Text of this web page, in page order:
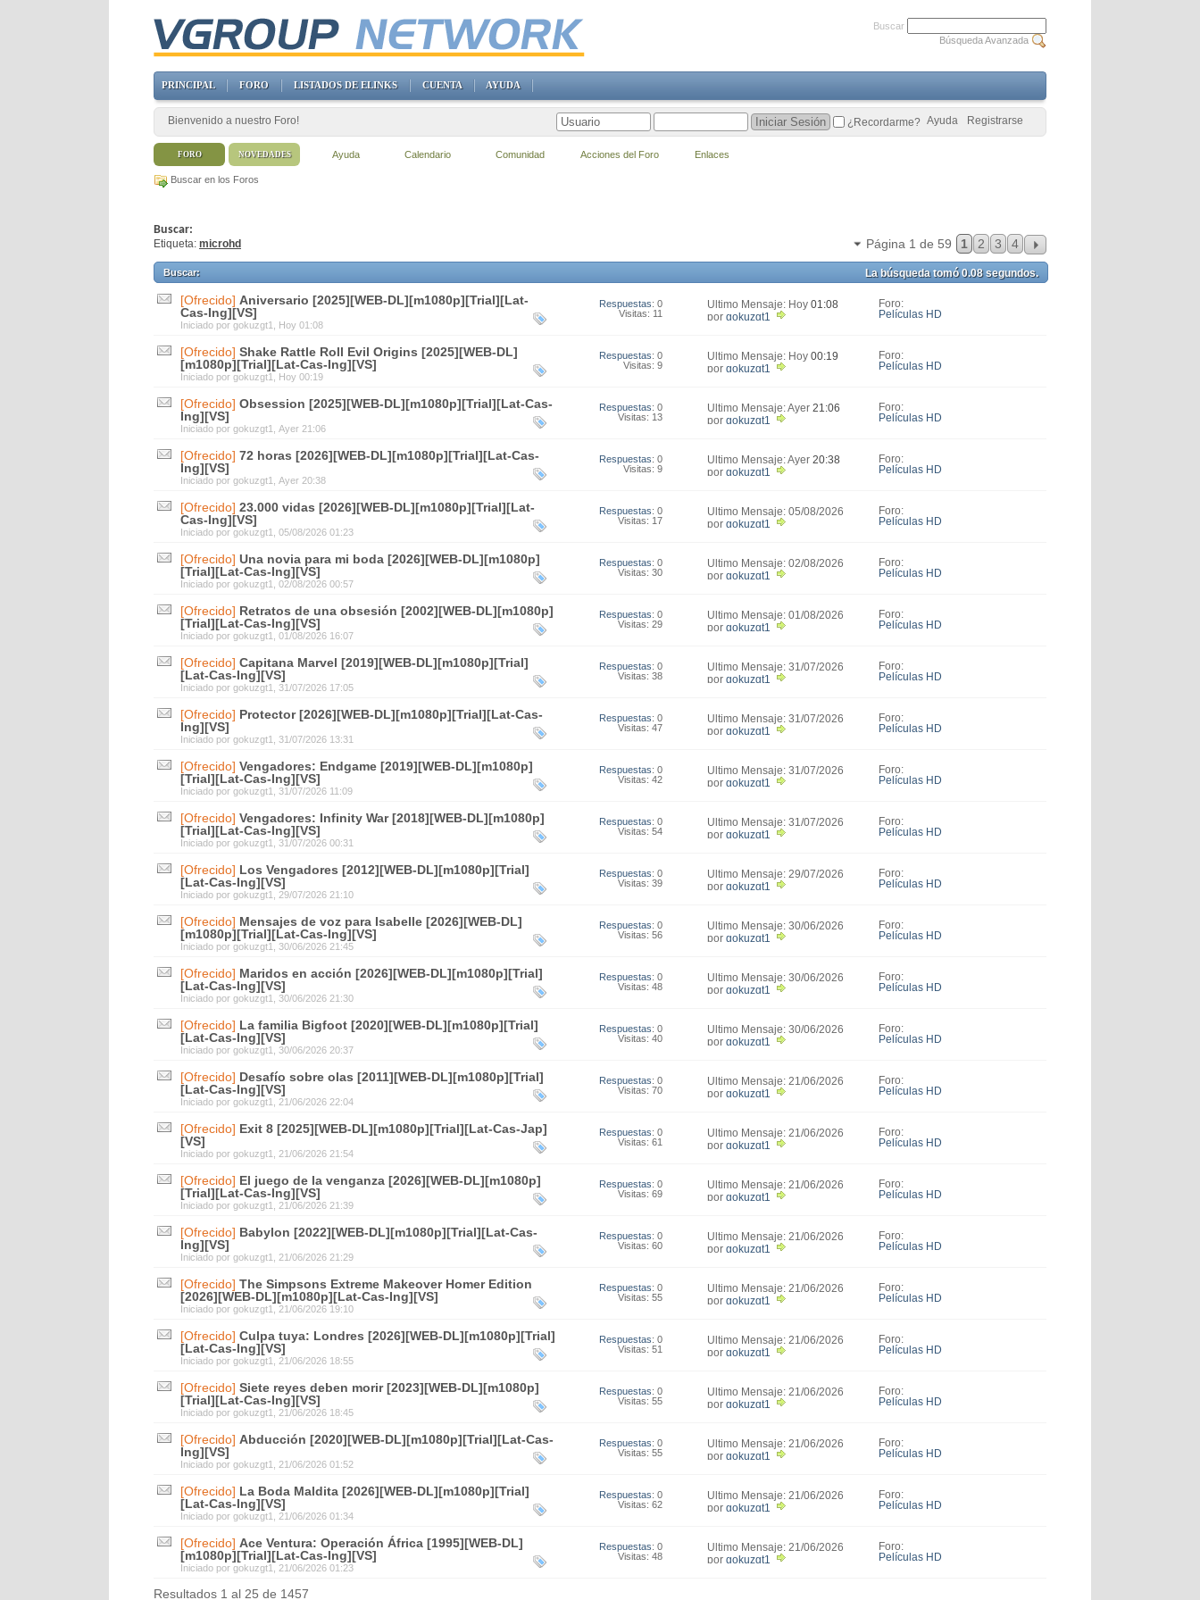
Buscar en los Foros
Buscar:
Etiqueta: microhd Página 1 de 59 1 2 3 4
Buscar: La búsqueda tomó0.08segundos.
[Ofrecido] Aniversario [2025][WEB-DL][m1080p][Trial][Lat-
Cas-Ing][VS]
Iniciado por gokuzgt1 , Hoy 01:08
Respuestas: 0
Visitas: 11
Último Mensaje: Hoy 01:08
por gokuzgt1
Foro:
Películas HD
[Ofrecido] Shake Rattle Roll Evil Origins [2025][WEB-DL]
[m1080p][Trial][Lat-Cas-Ing][VS]
Iniciado por gokuzgt1 , Hoy 00:19
Respuestas: 0
Visitas: 9
Último Mensaje: Hoy 00:19
por gokuzgt1
Foro:
Películas HD
[Ofrecido] Obsession [2025][WEB-DL][m1080p][Trial][Lat-Cas-
Ing][VS]
Iniciado por gokuzgt1 , Ayer 21:06
Respuestas: 0
Visitas: 13
Último Mensaje: Ayer 21:06
por gokuzgt1
Foro:
Películas HD
[Ofrecido] 72 horas [2026][WEB-DL][m1080p][Trial][Lat-Cas-
Ing][VS]
Iniciado por gokuzgt1 , Ayer 20:38
Respuestas: 0
Visitas: 9
Último Mensaje: Ayer 20:38
por gokuzgt1
Foro:
Películas HD
[Ofrecido] 23.000 vidas [2026][WEB-DL][m1080p][Trial][Lat-
Cas-Ing][VS]
Iniciado por gokuzgt1 , 05/08/2026 01:23
Respuestas: 0
Visitas: 17
Último Mensaje: 05/08/2026
01:23
por gokuzgt1
Foro:
Películas HD
[Ofrecido] Una novia para mi boda [2026][WEB-DL][m1080p]
[Trial][Lat-Cas-Ing][VS]
Iniciado por gokuzgt1 , 02/08/2026 00:57
Respuestas: 0
Visitas: 30
Último Mensaje: 02/08/2026
00:57
por gokuzgt1
Foro:
Películas HD
[Ofrecido] Retratos de una obsesión [2002][WEB-DL][m1080p]
[Trial][Lat-Cas-Ing][VS]
Iniciado por gokuzgt1 , 01/08/2026 16:07
Respuestas: 0
Visitas: 29
Último Mensaje: 01/08/2026
16:07
por gokuzgt1
Foro:
Películas HD
[Ofrecido] Capitana Marvel [2019][WEB-DL][m1080p][Trial]
[Lat-Cas-Ing][VS]
Iniciado por gokuzgt1 , 31/07/2026 17:05
Respuestas: 0
Visitas: 38
Último Mensaje: 31/07/2026
17:05
por gokuzgt1
Foro:
Películas HD
[Ofrecido] Protector [2026][WEB-DL][m1080p][Trial][Lat-Cas-
Ing][VS]
Iniciado por gokuzgt1 , 31/07/2026 13:31
Respuestas: 0
Visitas: 47
Último Mensaje: 31/07/2026
13:31
por gokuzgt1
Foro:
Películas HD
[Ofrecido] Vengadores: Endgame [2019][WEB-DL][m1080p]
[Trial][Lat-Cas-Ing][VS]
Iniciado por gokuzgt1 , 31/07/2026 11:09
Respuestas: 0
Visitas: 42
Último Mensaje: 31/07/2026
11:09
por gokuzgt1
Foro:
Películas HD
[Ofrecido] Vengadores: Infinity War [2018][WEB-DL][m1080p]
[Trial][Lat-Cas-Ing][VS]
Iniciado por gokuzgt1 , 31/07/2026 00:31
Respuestas: 0
Visitas: 54
Último Mensaje: 31/07/2026
00:31
por gokuzgt1
Foro:
Películas HD
[Ofrecido] Los Vengadores [2012][WEB-DL][m1080p][Trial]
[Lat-Cas-Ing][VS]
Iniciado por gokuzgt1 , 29/07/2026 21:10
Respuestas: 0
Visitas: 39
Último Mensaje: 29/07/2026
21:10
por gokuzgt1
Foro:
Películas HD
[Ofrecido] Mensajes de voz para Isabelle [2026][WEB-DL]
[m1080p][Trial][Lat-Cas-Ing][VS]
Iniciado por gokuzgt1 , 30/06/2026 21:45
Respuestas: 0
Visitas: 56
Último Mensaje: 30/06/2026
21:45
por gokuzgt1
Foro:
Películas HD
[Ofrecido] Maridos en acción [2026][WEB-DL][m1080p][Trial]
[Lat-Cas-Ing][VS]
Iniciado por gokuzgt1 , 30/06/2026 21:30
Respuestas: 0
Visitas: 48
Último Mensaje: 30/06/2026
21:30
por gokuzgt1
Foro:
Películas HD
[Ofrecido] La familia Bigfoot [2020][WEB-DL][m1080p][Trial]
[Lat-Cas-Ing][VS]
Iniciado por gokuzgt1 , 30/06/2026 20:37
Respuestas: 0
Visitas: 40
Último Mensaje: 30/06/2026
20:37
por gokuzgt1
Foro:
Películas HD
[Ofrecido] Desafío sobre olas [2011][WEB-DL][m1080p][Trial]
[Lat-Cas-Ing][VS]
Iniciado por gokuzgt1 , 21/06/2026 22:04
Respuestas: 0
Visitas: 70
Último Mensaje: 21/06/2026
22:04
por gokuzgt1
Foro:
Películas HD
[Ofrecido] Exit 8 [2025][WEB-DL][m1080p][Trial][Lat-Cas-Jap]
[VS]
Iniciado por gokuzgt1 , 21/06/2026 21:54
Respuestas: 0
Visitas: 61
Último Mensaje: 21/06/2026
21:54
por gokuzgt1
Foro:
Películas HD
[Ofrecido] El juego de la venganza [2026][WEB-DL][m1080p]
[Trial][Lat-Cas-Ing][VS]
Iniciado por gokuzgt1 , 21/06/2026 21:39
Respuestas: 0
Visitas: 69
Último Mensaje: 21/06/2026
21:39
por gokuzgt1
Foro:
Películas HD
[Ofrecido] Babylon [2022][WEB-DL][m1080p][Trial][Lat-Cas-
Ing][VS]
Iniciado por gokuzgt1 , 21/06/2026 21:29
Respuestas: 0
Visitas: 60
Último Mensaje: 21/06/2026
21:29
por gokuzgt1
Foro:
Películas HD
[Ofrecido] The Simpsons Extreme Makeover Homer Edition
[2026][WEB-DL][m1080p][Lat-Cas-Ing][VS]
Iniciado por gokuzgt1 , 21/06/2026 19:10
Respuestas: 0
Visitas: 55
Último Mensaje: 21/06/2026
19:10
por gokuzgt1
Foro:
Películas HD
[Ofrecido] Culpa tuya: Londres [2026][WEB-DL][m1080p][Trial]
[Lat-Cas-Ing][VS]
Iniciado por gokuzgt1 , 21/06/2026 18:55
Respuestas: 0
Visitas: 51
Último Mensaje: 21/06/2026
18:55
por gokuzgt1
Foro:
Películas HD
[Ofrecido] Siete reyes deben morir [2023][WEB-DL][m1080p]
[Trial][Lat-Cas-Ing][VS]
Iniciado por gokuzgt1 , 21/06/2026 18:45
Respuestas: 0
Visitas: 55
Último Mensaje: 21/06/2026
18:45
por gokuzgt1
Foro:
Películas HD
[Ofrecido] Abducción [2020][WEB-DL][m1080p][Trial][Lat-Cas-
Ing][VS]
Iniciado por gokuzgt1 , 21/06/2026 01:52
Respuestas: 0
Visitas: 55
Último Mensaje: 21/06/2026
01:52
por gokuzgt1
Foro:
Películas HD
[Ofrecido] La Boda Maldita [2026][WEB-DL][m1080p][Trial]
[Lat-Cas-Ing][VS]
Iniciado por gokuzgt1 , 21/06/2026 01:34
Respuestas: 0
Visitas: 62
Último Mensaje: 21/06/2026
01:34
por gokuzgt1
Foro:
Películas HD
[Ofrecido] Ace Ventura: Operación África [1995][WEB-DL]
[m1080p][Trial][Lat-Cas-Ing][VS]
Iniciado por gokuzgt1 , 21/06/2026 01:23
Respuestas: 0
Visitas: 48
Último Mensaje: 21/06/2026
01:23
por gokuzgt1
Foro:
Películas HD
Resultados 1 al 25 de 1457
Buscar
Búsqueda Avanzada
PRINCIPAL FORO LISTADOS DE ELINKS CUENTA AYUDA
Bienvenido a nuestro Foro! Registrarse
Ayuda
¿Recordarme?
FORO Ayuda Calendario Comunidad Acciones del Foro Enlaces
NOVEDADES